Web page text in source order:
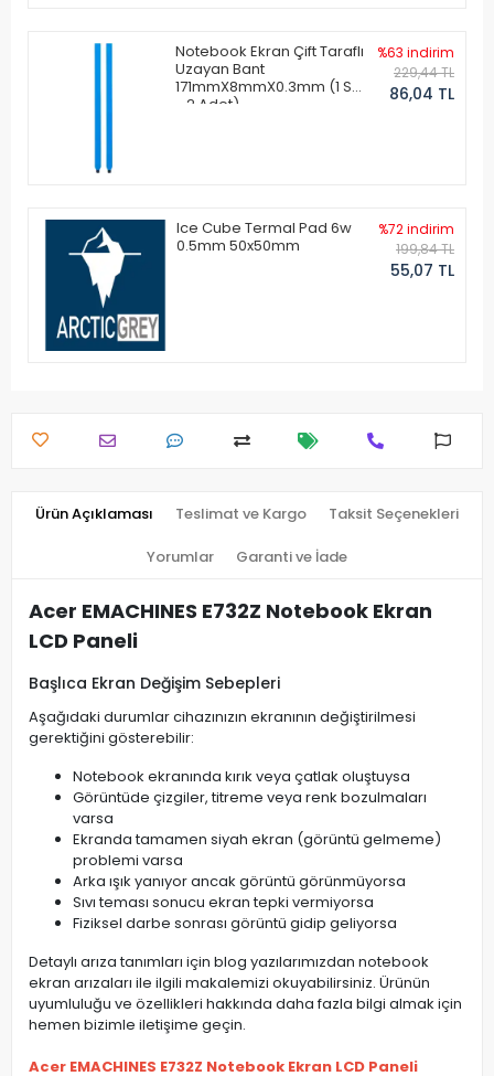
Notebook Ekran Çift Taraflı
Uzayan Bant
171mmX8mmX0.3mm (1 Set
- 2 Adet)
%63 indirim
229,44 TL
86,04 TL
Ice Cube Termal Pad 6w
0.5mm 50x50mm
%72 indirim
199,84 TL
55,07 TL
Ürün Açıklaması Teslimat ve Kargo Taksit Seçenekleri
Yorumlar Garanti ve İade
Acer EMACHINES E732Z Notebook Ekran
LCD Paneli
Başlıca Ekran Değişim Sebepleri
Aşağıdaki durumlar cihazınızın ekranının değiştirilmesi
gerektiğini gösterebilir:
Notebook ekranında kırık veya çatlak oluştuysa
Görüntüde çizgiler, titreme veya renk bozulmaları
varsa
Ekranda tamamen siyah ekran (görüntü gelmeme)
problemi varsa
Arka ışık yanıyor ancak görüntü görünmüyorsa
Sıvı teması sonucu ekran tepki vermiyorsa
Fiziksel darbe sonrası görüntü gidip geliyorsa
Detaylı arıza tanımları için blog yazılarımızdan notebook
ekran arızaları ile ilgili makalemizi okuyabilirsiniz. Ürünün
uyumluluğu ve özellikleri hakkında daha fazla bilgi almak için
hemen bizimle iletişime geçin.
Acer EMACHINES E732Z Notebook Ekran LCD Paneli